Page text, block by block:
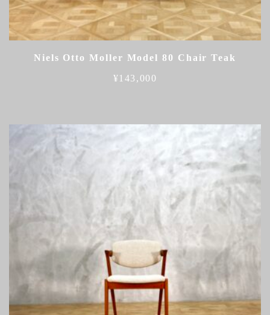
Niels Otto Moller Model 80 Chair Teak
¥143,000